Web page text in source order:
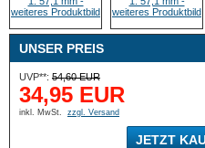
UNSER PREIS
UVP**: 54,60 EUR
34,95 EUR
inkl. MwSt. zzgl. Versand
JETZT